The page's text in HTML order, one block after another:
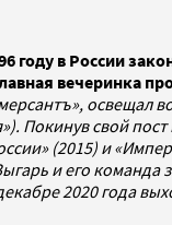
году в России
вечеринка
освещал
Покинув свой
(2015) и
и его
2020 года